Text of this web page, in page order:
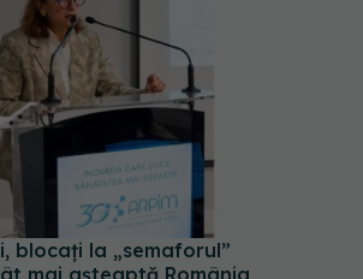
blocați la „semaforul”
mai așteaptă România